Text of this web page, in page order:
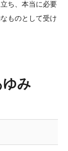
ち、本当に必要
ものとして受け
ゆみ